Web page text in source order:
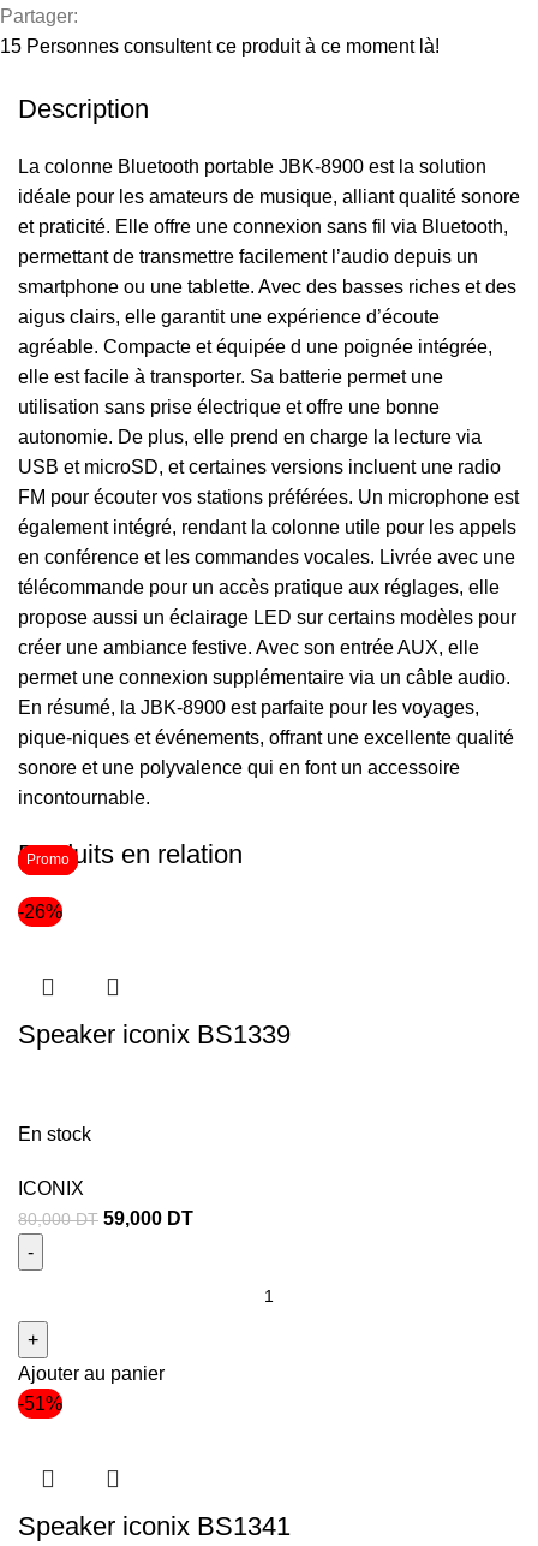
Partager:
15 Personnes consultent ce produit à ce moment là!
Description
La colonne Bluetooth portable JBK-8900 est la solution
idéale pour les amateurs de musique, alliant qualité sonore
et praticité. Elle offre une connexion sans fil via Bluetooth,
permettant de transmettre facilement l’audio depuis un
smartphone ou une tablette. Avec des basses riches et des
aigus clairs, elle garantit une expérience d’écoute
agréable. Compacte et équipée d une poignée intégrée,
elle est facile à transporter. Sa batterie permet une
utilisation sans prise électrique et offre une bonne
autonomie. De plus, elle prend en charge la lecture via
USB et microSD, et certaines versions incluent une radio
FM pour écouter vos stations préférées. Un microphone est
également intégré, rendant la colonne utile pour les appels
en conférence et les commandes vocales. Livrée avec une
télécommande pour un accès pratique aux réglages, elle
propose aussi un éclairage LED sur certains modèles pour
créer une ambiance festive. Avec son entrée AUX, elle
permet une connexion supplémentaire via un câble audio.
En résumé, la JBK-8900 est parfaite pour les voyages,
pique-niques et événements, offrant une excellente qualité
sonore et une polyvalence qui en font un accessoire
incontournable.
Produits en relation
-26%
Promo
Speaker iconix BS1339
En stock
ICONIX
80,000DT 59,000 DT
Ajouter au panier
-51%
Promo
Speaker iconix BS1341
Promo